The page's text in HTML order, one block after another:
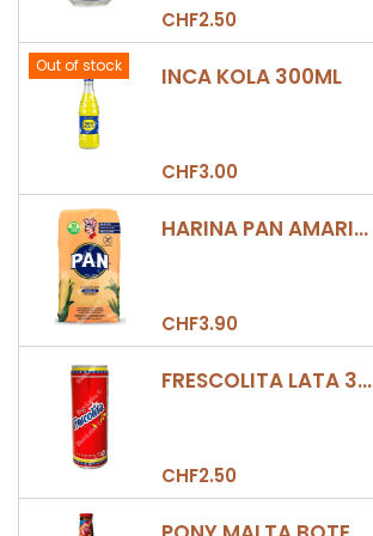
CHF2.50
Out of stock INCA KOLA 300ML
CHF3.00
HARINA PAN AMARILLA
CHF3.90
FRESCOLITA LATA 330ML
CHF2.50